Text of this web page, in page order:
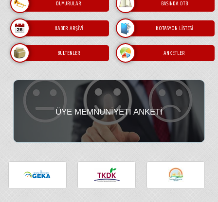
DUYURULAR BASINDA DTB
HABER ARŞIVI KOTASYON LISTESI
BÜLTENLER ANKETLER
ÜYE MEMNUNIYETI ANKETI